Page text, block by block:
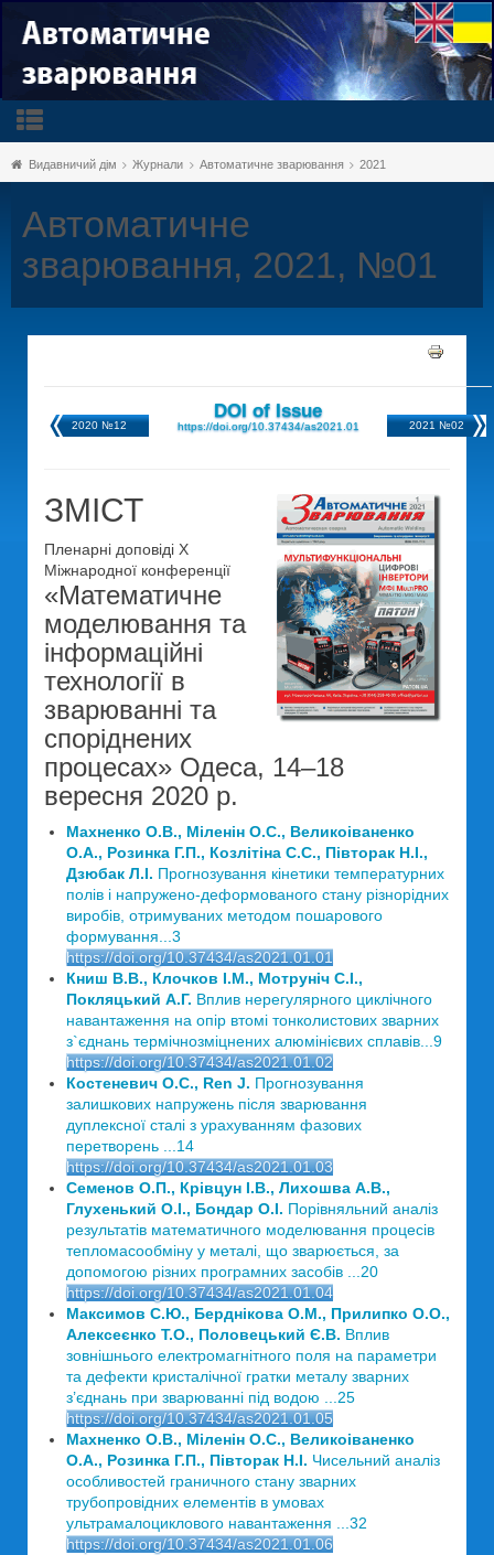
Видавничий дім Журнали Автоматичне зварювання 2021
Автоматичне
зварювання, 2021, №01
2020 №12
DOI of Issue
https://doi.org/10.37434/as2021.01 2021 №02
ЗМІСТ
Пленарні доповіді X
Міжнародної конференції
«Математичне
моделювання та
інформаційні
технології в
зварюванні та
споріднених
процесах» Одеса, 14–18
вересня 2020 р.
Махненко О.В., Міленін О.С., Великоіваненко
О.А., Розинка Г.П., Козлітіна С.С., Півторак Н.І.,
Дзюбак Л.І. Прогнозування кінетики температурних
полів і напружено-деформованого стану різнорідних
виробів, отримуваних методом пошарового
формування...3
https://doi.org/10.37434/as2021.01.01
Книш В.В., Клочков І.М., Мотруніч С.І.,
Покляцький А.Г. Вплив нерегулярного циклічного
навантаження на опір втомі тонколистових зварних
з`єднань термічнозміцнених алюмінієвих сплавів...9
https://doi.org/10.37434/as2021.01.02
Костеневич О.С., Ren J. Прогнозування
залишкових напружень після зварювання
дуплексної сталі з урахуванням фазових
перетворень ...14
https://doi.org/10.37434/as2021.01.03
Семенов O.П., Крівцун I.В., Лихошва А.В.,
Глухенький O.І., Бондар O.І. Порівняльний аналіз
результатів математичного моделювання процесів
тепломасообміну у металі, що зварюється, за
допомогою різних програмних засобів ...20
https://doi.org/10.37434/as2021.01.04
Максимов С.Ю., Берднікова О.М., Прилипко О.О.,
Алексеєнко Т.О., Половецький Є.В. Вплив
зовнішнього електромагнітного поля на параметри
та дефекти кристалічної гратки металу зварних
з’єднань при зварюванні під водою ...25
https://doi.org/10.37434/as2021.01.05
Махненко О.В., Міленін О.С., Великоіваненко
О.А., Розинка Г.П., Півторак Н.І. Чисельний аналіз
особливостей граничного стану зварних
трубопровідних елементів в умовах
ультрамалоциклового навантаження ...32
https://doi.org/10.37434/as2021.01.06